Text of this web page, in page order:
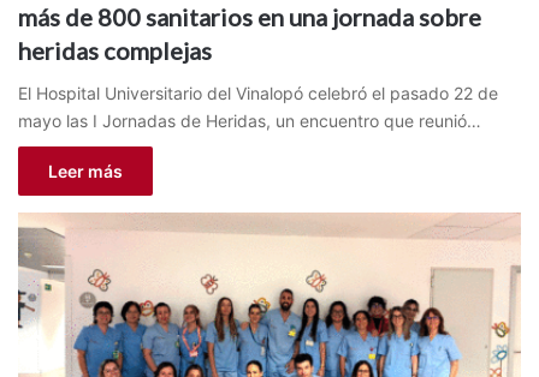
más de 800 sanitarios en una jornada sobre
heridas complejas
El Hospital Universitario del Vinalopó celebró el pasado 22 de
mayo las I Jornadas de Heridas, un encuentro que reunió…
Leer más